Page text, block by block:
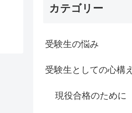
カテゴリー
受験生の悩み
受験生としての心構え
現役合格のために